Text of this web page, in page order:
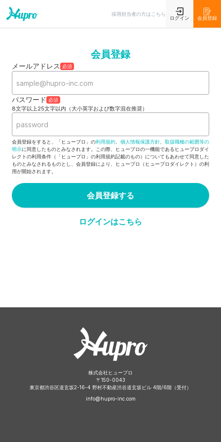
採用担当者の方はこちら
ログイン 会員登録
会員登録
メールアドレス 必須
パスワード 必須
8文字以上25文字以内（大小英字および数字混在推奨）
会員登録をすると、「ヒュープロ」の利用規約 個人情報保護方針
取扱職種の範囲等の
明示に同意したものとみなされます。この際、ヒュープロの一機能であるヒュープロダイ
レクトの利用条件（「ヒュープロ」の利用規約記載のもの）についてもあわせて同意した
ものとみなされるものとし、会員登録により、ヒュープロ（ヒュープロダイレクト）の利
用が開始されます。
会員登録する
ログインはこちら
株式会社ヒュープロ
〒 150-0043
東京都渋谷区道玄坂2-16-4 野村不動産渋谷道玄坂ビル 4階/6階（受付）
info@hupro-inc.com